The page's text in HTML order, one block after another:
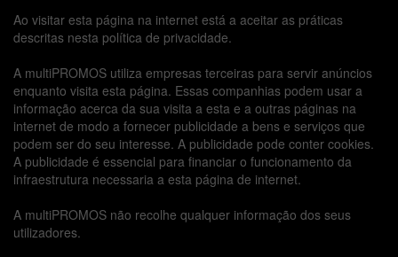
Ao visitar esta página na internet está a aceitar as práticas
descritas nesta política de privacidade.
A multiPROMOS utiliza empresas terceiras para servir anúncios
enquanto visita esta página. Essas companhias podem usar a
informação acerca da sua visita a esta e a outras páginas na
internet de modo a fornecer publicidade a bens e serviços que
podem ser do seu interesse. A publicidade pode conter cookies.
A publicidade é essencial para financiar o funcionamento da
infraestrutura necessaria a esta página de internet.
A multiPROMOS não recolhe qualquer informação dos seus
utilizadores.